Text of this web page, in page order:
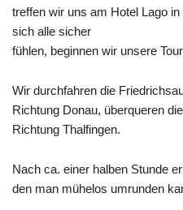
treffen wir uns am Hotel Lago
sich alle sicher
fühlen, beginnen wir unsere
Wir durchfahren die
Richtung Donau, überqueren
Richtung Thalfingen.
Nach ca. einer halben Stunde
den man mühelos umrunden